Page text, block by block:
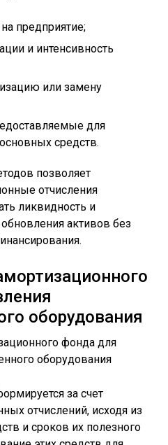
предприятие;
и интенсивность
или замену
для
средств.
позволяет
отчисления
ликвидность и
активов без
оборудования
за счет
отчислений, исходя из
и сроков их полезного